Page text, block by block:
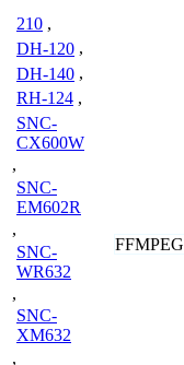
210 ,
DH-120 ,
DH-140 ,
RH-124 ,
SNC-
CX600W
,
SNC-
EM602R
,
SNC-
WR632
,
SNC-
XM632
,
FFMPEG